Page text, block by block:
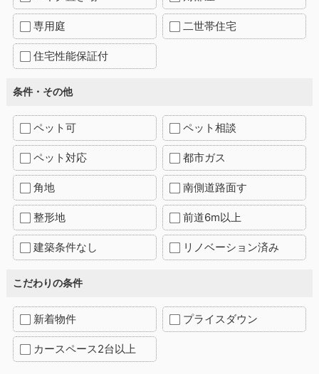
専用庭 二世帯住宅
住宅性能保証付
条件・その他
ペット可 ペット相談
ペット対応 都市ガス
角地 南側道路面す
整形地 前道6m以上
建築条件なし リノベーション済み
こだわりの条件
新着物件 プライスダウン
カースペース2台以上